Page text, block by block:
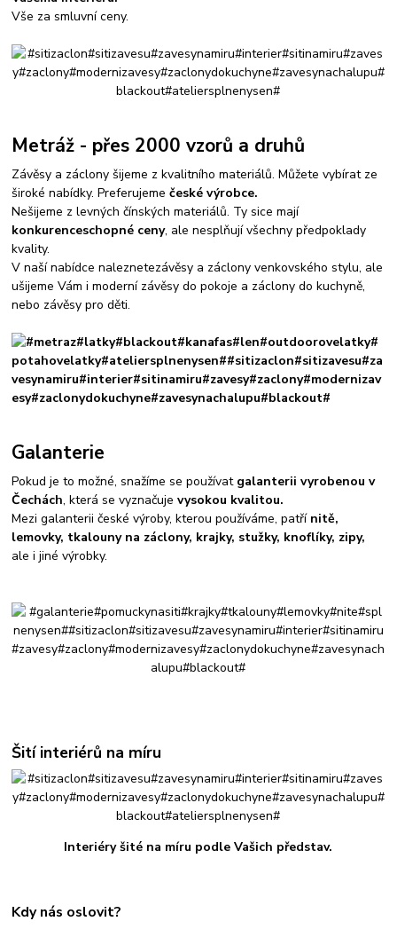
Vše za smluvní ceny.
Metráž - přes 2000 vzorů a druhů
Závěsy a záclony šijeme z kvalitního materiálů. Můžete vybírat ze
široké nabídky. Preferujemečeské výrobce.
Nešijeme z levných čínských materiálů. Ty sice mají
konkurenceschopné ceny, ale nesplňují všechny předpoklady
kvality.
V naší nabídce naleznetezávěsy a záclony venkovského stylu, ale
ušijeme Vám i moderní závěsy do pokoje a záclony do kuchyně,
nebo závěsy pro děti.
Galanterie
Pokud je to možné, snažíme se používatgalanterii vyrobenou v
Čechách, která se vyznačujevysokou kvalitou.
Mezi galanterii české výroby, kterou používáme, patří nitě,
lemovky, tkalouny na záclony, krajky, stužky, knoflíky, zipy,
ale i jiné výrobky.
Šití interiérů na míru
Interiéry šité na míru podle Vašich představ.
Kdy nás oslovit?